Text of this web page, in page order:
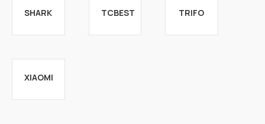
SHARK TCBEST TRIFO
XIAOMI